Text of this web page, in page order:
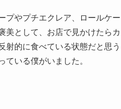
プやプチエクレア、ロールケー
美として、お店で見かけたらカ
射的に食べている状態だと思う
いる僕がいました。